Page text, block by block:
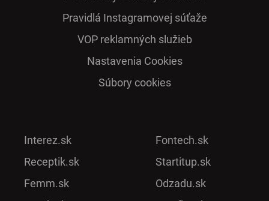
Pra­vidlá Ins­ta­gra­mo­vej sú­ťaže
VOP reklamných služieb
Nastavenia Cookies
Súbory cookies
Interez.sk
Receptik.sk
Femm.sk
Fontech.sk
Startitup.sk
Odzadu.sk